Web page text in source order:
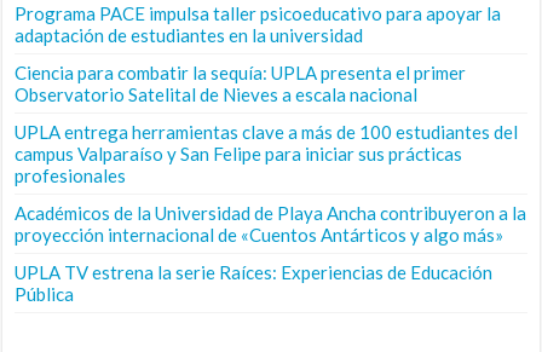
Programa PACE impulsa taller psicoeducativo para apoyar la
adaptación de estudiantes en la universidad
Ciencia para combatir la sequía: UPLA presenta el primer
Observatorio Satelital de Nieves a escala nacional
UPLA entrega herramientas clave a más de 100 estudiantes del
campus Valparaíso y San Felipe para iniciar sus prácticas
profesionales
Académicos de la Universidad de Playa Ancha contribuyeron a la
proyección internacional de «Cuentos Antárticos y algo más»
UPLA TV estrena la serie Raíces: Experiencias de Educación
Pública